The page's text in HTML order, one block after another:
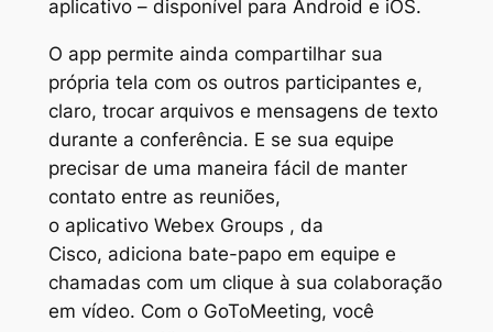
aplicativo – disponível para Android e iOS.
O app permite ainda compartilhar sua
própria tela com os outros participantes e,
claro, trocar arquivos e mensagens de texto
durante a conferência. E se sua equipe
precisar de uma maneira fácil de manter
contato entre as reuniões,
o aplicativo Webex Groups , da
Cisco, adiciona bate-papo em equipe e
chamadas com um clique à sua colaboração
em vídeo. Com o GoToMeeting, você